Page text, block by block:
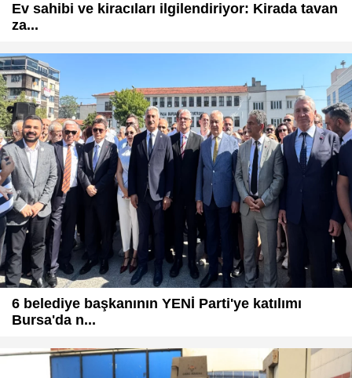
Ev sahibi ve kiracıları ilgilendiriyor: Kirada tavan
za...
6 belediye başkanının YENİ Parti'ye katılımı
Bursa'da n...